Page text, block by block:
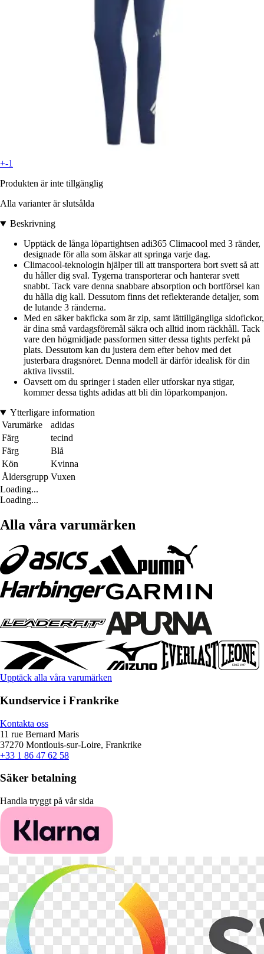
+-1
Produkten är inte tillgänglig
Alla varianter är slutsålda
Beskrivning
Upptäck de långa löpartightsen adi365 Climacool med 3 ränder,
designade för alla som älskar att springa varje dag.
Climacool-teknologin hjälper till att transportera bort svett så att
du håller dig sval. Tygerna transporterar och hanterar svett
snabbt. Tack vare denna snabbare absorption och bortförsel kan
du hålla dig kall. Dessutom finns det reflekterande detaljer, som
de lutande 3 ränderna.
Med en säker bakficka som är zip, samt lättillgängliga sidofickor,
är dina små vardagsföremål säkra och alltid inom räckhåll. Tack
vare den högmidjade passformen sitter dessa tights perfekt på
plats. Dessutom kan du justera dem efter behov med det
justerbara dragsnöret. Denna modell är därför idealisk för din
aktiva livsstil.
Oavsett om du springer i staden eller utforskar nya stigar,
kommer dessa tights adidas att bli din löparkompanjon.
Ytterligare information
Varumärke
adidas
Färg
tecind
Färg
Blå
Kön
Kvinna
Åldersgrupp Vuxen
Loading...
Loading...
Alla våra varumärken
Upptäck alla våra varumärken
Kundservice i Frankrike
Kontakta oss
11 rue Bernard Maris
37270 Montlouis-sur-Loire, Frankrike
+33 1 86 47 62 58
Säker betalning
Handla tryggt på vår sida